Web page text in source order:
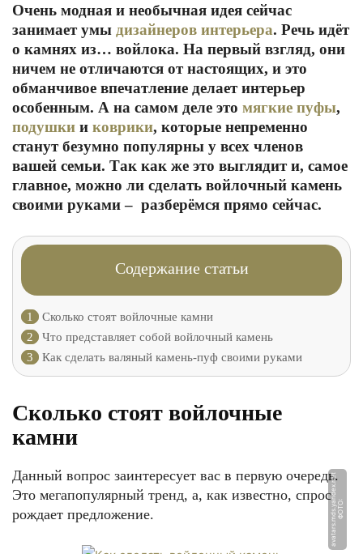
Очень модная и необычная идея сейчас
занимает умы дизайнеров интерьера. Речь идёт
о камнях из… войлока. На первый взгляд, они
ничем не отличаются от настоящих, и это
обманчивое впечатление делает интерьер
особенным. А на самом деле это мягкие пуфы,
подушки и коврики, которые непременно
станут безумно популярны у всех членов
вашей семьи. Так как же это выглядит и, самое
главное, можно ли сделать войлочный камень
своими руками – разберёмся прямо сейчас.
Содержание статьи
1
Сколько стоят войлочные камни
2
Что представляет собой войлочный камень
3
Как сделать валяный камень-пуф своими руками
Сколько стоят войлочные
камни
Данный вопрос заинтересует вас в первую очередь.
Это мегапопулярный тренд, а, как известно, спрос
рождает предложение.
Ф
О
Т
О:
a
v
a
t
a
r
s.
m
d
s.
y
a
n
d
e
x.
n
e
t